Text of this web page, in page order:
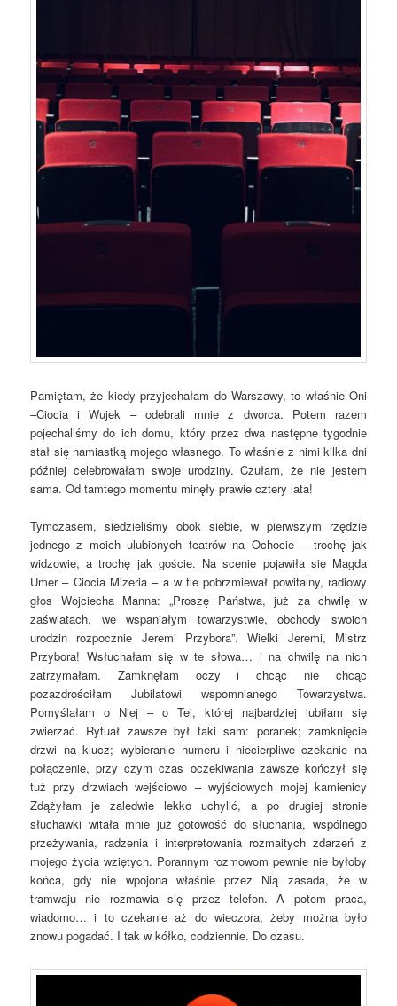
Pamiętam, że kiedy przyjechałam do Warszawy, to właśnie Oni
–Ciocia i Wujek – odebrali mnie z dworca. Potem razem
pojechaliśmy do ich domu, który przez dwa następne tygodnie
stał się namiastką mojego własnego. To właśnie z nimi kilka dni
później celebrowałam swoje urodziny. Czułam, że nie jestem
sama. Od tamtego momentu minęły prawie cztery lata!
Tymczasem, siedzieliśmy obok siebie, w pierwszym rzędzie
jednego z moich ulubionych teatrów na Ochocie – trochę jak
widzowie, a trochę jak goście. Na scenie pojawiła się Magda
Umer – Ciocia Mizeria – a w tle pobrzmiewał powitalny, radiowy
głos Wojciecha Manna: „Proszę Państwa, już za chwilę w
zaświatach, we wspaniałym towarzystwie, obchody swoich
urodzin rozpocznie Jeremi Przybora”. Wielki Jeremi, Mistrz
Przybora! Wsłuchałam się w te słowa… i na chwilę na nich
zatrzymałam. Zamknęłam oczy i chcąc nie chcąc
pozazdrościłam Jubilatowi wspomnianego Towarzystwa.
Pomyślałam o Niej – o Tej, której najbardziej lubiłam się
zwierzać. Rytuał zawsze był taki sam: poranek; zamknięcie
drzwi na klucz; wybieranie numeru i niecierpliwe czekanie na
połączenie, przy czym czas oczekiwania zawsze kończył się
tuż przy drzwiach wejściowo – wyjściowych mojej kamienicy
Zdążyłam je zaledwie lekko uchylić, a po drugiej stronie
słuchawki witała mnie już gotowość do słuchania, wspólnego
przeżywania, radzenia i interpretowania rozmaitych zdarzeń z
mojego życia wziętych. Porannym rozmowom pewnie nie byłoby
końca, gdy nie wpojona właśnie przez Nią zasada, że w
tramwaju nie rozmawia się przez telefon. A potem praca,
wiadomo… i to czekanie aż do wieczora, żeby można było
znowu pogadać. I tak w kółko, codziennie. Do czasu.